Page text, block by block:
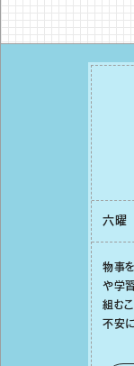
六曜
物事
や学
組む
不安
⾝や